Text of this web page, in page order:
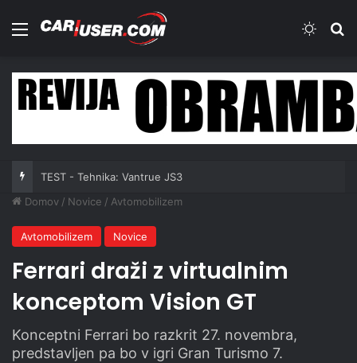
Meni
TEST - Tehnika: Vantrue JS3
Domov / Novice / Avtomobilizem
Avtomobilizem Novice
Ferrari draži z virtualnim
konceptom Vision GT
Konceptni Ferrari bo razkrit 27. novembra,
predstavljen pa bo v igri Gran Turismo 7.